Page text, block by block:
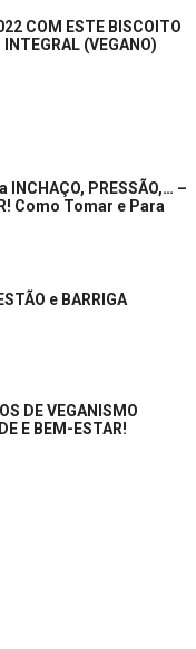
COM ESTE BISCOITO
(VEGANO)
INCHAÇO, PRESSÃO,… –
Como Tomar e Para
e BARRIGA
DE VEGANISMO
E BEM-ESTAR!